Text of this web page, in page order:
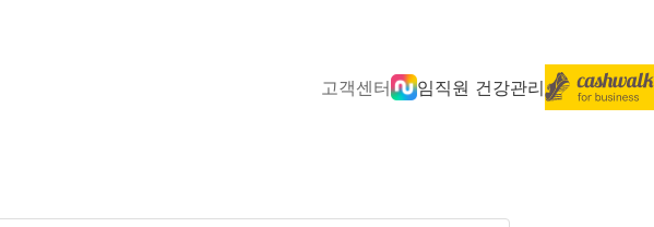
고객센터 임직원 건강관리